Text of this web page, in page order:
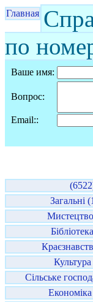
Главная
по
Ваше имя:
Вопрос:
Email::
Загальні
Сільське